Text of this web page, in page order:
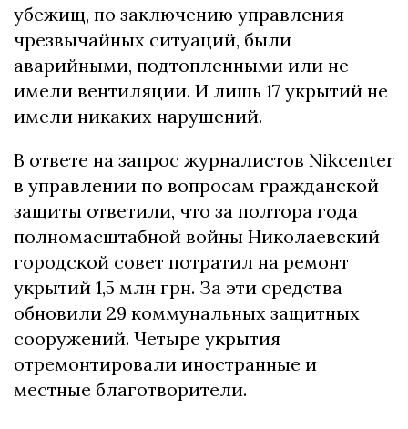
убежищ, по заключению управления
чрезвычайных ситуаций, были
аварийными, подтопленными или не
имели вентиляции. И лишь 17 укрытий не
имели никаких нарушений.
В ответе на запрос журналистов Nikcenter
в управлении по вопросам гражданской
защиты ответили, что за полтора года
полномасштабной войны Николаевский
городской совет потратил на ремонт
укрытий 1,5 млн грн. За эти средства
обновили 29 коммунальных защитных
сооружений. Четыре укрытия
отремонтировали иностранные и
местные благотворители.